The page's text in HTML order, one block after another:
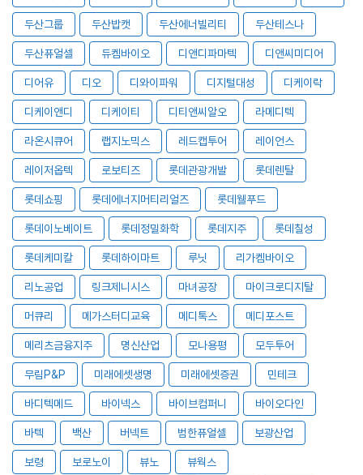
두산그룹 두산밥캣 두산에너빌리티 두산테스나
두산퓨얼셀 듀켐바이오 디앤디파마텍 디앤씨미디어
디어유 디오 디와이파워 디지털대성 디케이락
디케이앤디 디케이티 디티앤씨알오 라메디텍
라온시큐어 랩지노믹스 레드캡투어 레이언스
레이저옵텍 로보티즈 롯데관광개발 롯데렌탈
롯데쇼핑 롯데에너지머티리얼즈 롯데웰푸드
롯데이노베이트 롯데정밀화학 롯데지주 롯데칠성
롯데케미칼 롯데하이마트 루닛 리가켐바이오
리노공업 링크제니시스 마녀공장 마이크로디지탈
머큐리 메가스터디교육 메디톡스 메디포스트
메리츠금융지주 명신산업 모나용평 모두투어
무림P&P 미래에셋생명 미래에셋증권 민테크
바디텍메드 바이넥스 바이브컴퍼니 바이오다인
바텍 백산 버넥트 범한퓨얼셀 보광산업
보령 보로노이 뷰노 뷰웍스